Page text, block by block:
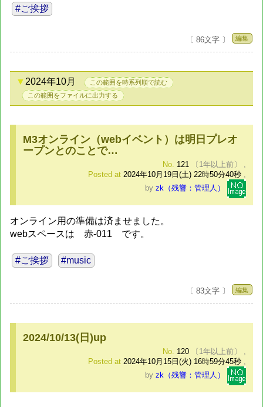
#ご挨拶
〔 86文字 〕 編集
2024年10月
この範囲を時系列順で読む
この範囲をファイルに出力する
M3オンライン（webイベント）は明日プレオ
ープンとのことで…
No. 121 〔1年以上前〕
Posted at 2024年10月19日(土) 22時50分40秒
by zk（残響：管理人）
オンライン用の準備は済ませました。
webスペースは 赤-011 です。
#ご挨拶 #music
〔 83文字 〕 編集
2024/10/13(日)up
No. 120 〔1年以上前〕
Posted at 2024年10月15日(火) 16時59分45秒
by zk（残響：管理人）